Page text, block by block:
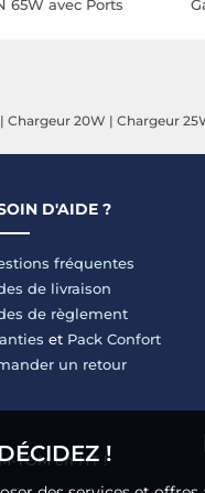
65W avec Ports
| Chargeur 20W | Chargeur
D'AIDE ?
fréquentes
de livraison
de règlement
et Pack Confort
un retour
TOM en HT !!